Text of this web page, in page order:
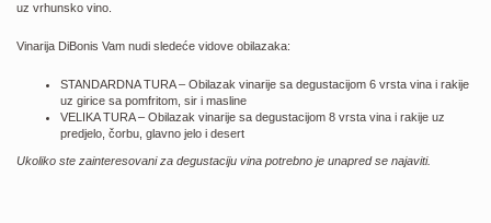
uz vrhunsko vino.
Vinarija DiBonis Vam nudi sledeće vidove obilazaka:
STANDARDNA TURA – Obilazak vinarije sa degustacijom 6 vrsta vina i rakije
uz girice sa pomfritom, sir i masline
VELIKA TURA – Obilazak vinarije sa degustacijom 8 vrsta vina i rakije uz
predjelo, čorbu, glavno jelo i desert
Ukoliko ste zainteresovani za degustaciju vina potrebno je unapred se najaviti.